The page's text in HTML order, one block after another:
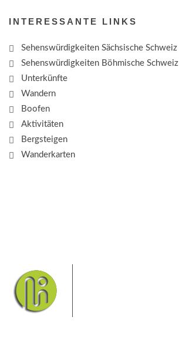
INTERESSANTE LINKS
Sehenswürdigkeiten Sächsische Schweiz
Sehenswürdigkeiten Böhmische Schweiz
Unterkünfte
Wandern
Boofen
Aktivitäten
Bergsteigen
Wanderkarten